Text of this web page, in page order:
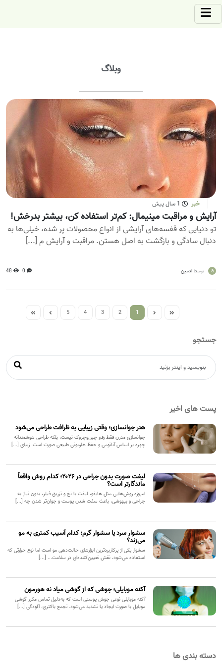
وبلاگ
خبر 1 سال پیش
آرایش و مراقبت مینیمال: کم‌تر استفاده کن، بیشتر بدرخش!
تو دنیایی که قفسه‌های آرایشی از انواع محصولات پر شده، خیلی‌ها به
دنبال سادگی و بازگشت به اصل هستن. مراقبت و آرایش م [...]
a توسط ادمین 0
48
1
2
3
4
5
جستجو
پست های اخیر
هنر جوانسازی؛ وقتی زیبایی به ظرافت طراحی می‌شود
جوانسازی مدرن فقط رفع چین‌وچروک نیست، بلکه طراحی هوشمندانه
چهره بر اساس آناتومی و حفظ هارمونی طبیعی صورت است. زیبای [...]
لیفت صورت بدون جراحی در ۲۰۲۶؛ کدام روش واقعاً
ماندگارتر است؟
امروزه روش‌هایی مثل هایفو، لیفت با نخ و تزریق فیلر، بدون نیاز به
جراحی و بیهوشی، باعث سفت شدن پوست و جوان‌تر شدن چه [...]
سشوار سرد یا سشوار گرم: کدام آسیب کمتری به مو
می‌زند؟
سشوار یکی از پرکاربردترین ابزارهای حالت‌دهی مو است اما نوع حرارتی که
استفاده می‌شود، نقش تعیین‌کننده‌ای در سلامت... [...]
آکنه موبایلی؛ جوشی که از گوشی میاد نه هورمون
آکنه موبایلی نوعی جوش پوستی است که به‌دلیل تماس مکرر گوشی
موبایل با صورت ایجاد یا تشدید می‌شود. تجمع باکتری، آلودگی [...]
دسته بندی ها